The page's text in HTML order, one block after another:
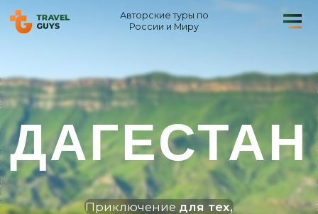
ДАГЕСТАН
Приключение
для тех,
кто уже влюблёнв эти горы,
и для тех,кто ещё ни разу здесь не был
Авторские туры по
России и Миру